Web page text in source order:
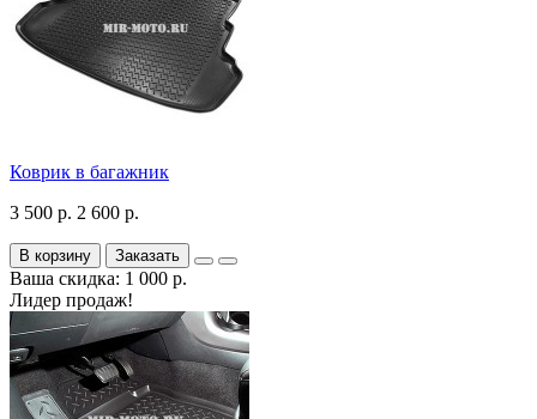
Коврик в багажник
3 500 р. 2 600 р.
В корзину Заказать
Ваша скидка: 1 000 р.
Лидер продаж!